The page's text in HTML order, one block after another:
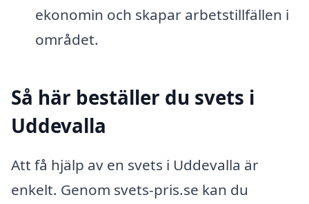
ekonomin och skapar arbetstillfällen i
området.
Så här beställer du svets i
Uddevalla
Att få hjälp av en svets i Uddevalla är
enkelt. Genom svets-pris.se kan du